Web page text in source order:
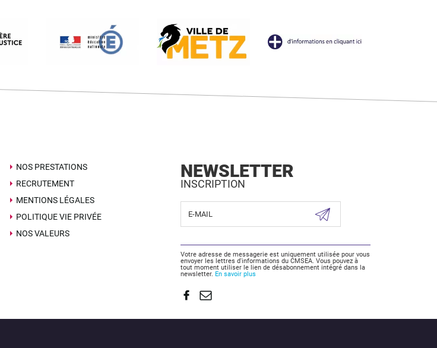
NOS PRESTATIONS
RECRUTEMENT
MENTIONS LÉGALES
POLITIQUE VIE PRIVÉE
NOS VALEURS
NEWSLETTER
INSCRIPTION
Votre adresse de messagerie est uniquement utilisée pour vous
envoyer les lettres d'informations du CMSEA. Vous pouvez à
tout moment utiliser le lien de désabonnement intégré dans la
newsletter. En savoir plus